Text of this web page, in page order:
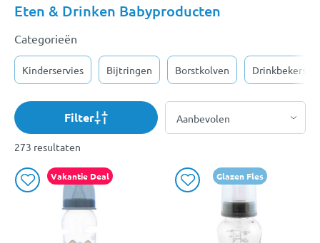
Eten & Drinken Babyproducten
Categorieën
Kinderservies Bijtringen Borstkolven Drinkbekers
Filter
273 resultaten
Vakantie Deal Glazen Fles